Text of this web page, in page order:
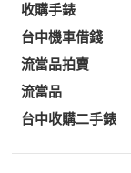
收購手錶
台中機車借錢
流當品拍賣
流當品
台中收購二手錶